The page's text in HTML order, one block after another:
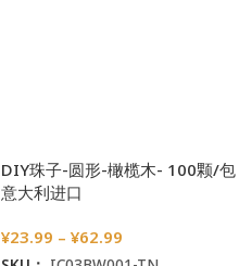
DIY珠子-圆形-橄榄木- 100颗/包
意大利进口
¥23.99 – ¥62.99